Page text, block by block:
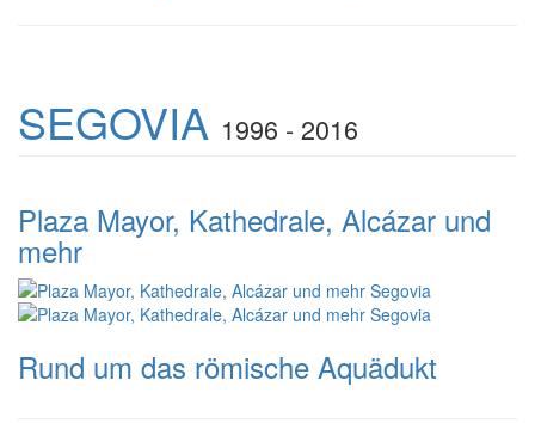
SEGOVIA 1996 - 2016
Plaza Mayor, Kathedrale, Alcázar und
mehr
Rund um das römische Aquädukt